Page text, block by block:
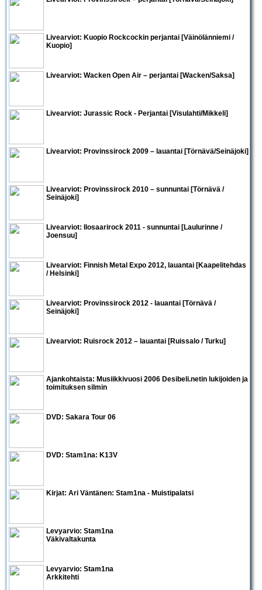
Livearviot: Kuopio Rockcockin perjantai [Väinölänniemi /
Kuopio]
Livearviot: Wacken Open Air – perjantai [Wacken/Saksa]
Livearviot: Jurassic Rock - Perjantai [Visulahti/Mikkeli]
Livearviot: Provinssirock 2009 – lauantai [Törnävä/Seinäjoki]
Livearviot: Provinssirock 2010 – sunnuntai [Törnävä /
Seinäjoki]
Livearviot: Ilosaarirock 2011 - sunnuntai [Laulurinne /
Joensuu]
Livearviot: Finnish Metal Expo 2012, lauantai [Kaapelitehdas
/ Helsinki]
Livearviot: Provinssirock 2012 - lauantai [Törnävä /
Seinäjoki]
Livearviot: Ruisrock 2012 – lauantai [Ruissalo / Turku]
Ajankohtaista: Musiikkivuosi 2006 Desibeli.netin lukijoiden ja
toimituksen silmin
DVD: Sakara Tour 06
DVD: Stam1na: K13V
Kirjat: Ari Väntänen: Stam1na - Muistipalatsi
Levyarvio: Stam1na
Väkivaltakunta
Levyarvio: Stam1na
Arkkitehti